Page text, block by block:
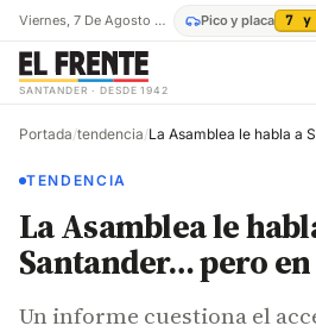
Viernes, 7 De Agosto De 2026 Pico y placa 7 y
SANTANDER · DESDE 1942
Portada/tendencia/
TENDENCIA
La Asamblea le
Santander… pero en
Un informe cuestiona el